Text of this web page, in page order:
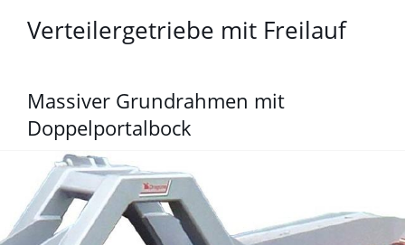
Verteilergetriebe mit Freilauf
Massiver Grundrahmen mit
Doppelportalbock